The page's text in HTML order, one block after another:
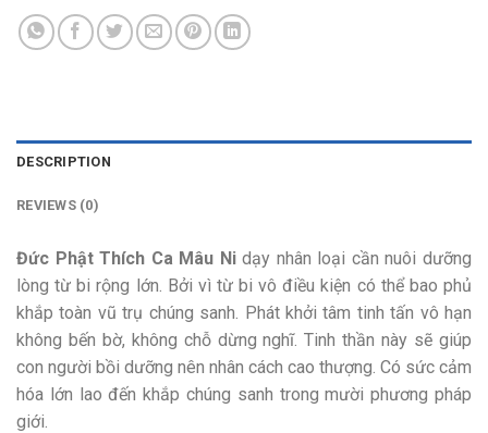
DESCRIPTION
REVIEWS (0)
Đức Phật Thích Ca Mâu Nidạy nhân loại cần nuôi dưỡng
lòng từ bi rộng lớn. Bởi vì từ bi vô điều kiện có thể bao phủ
khắp toàn vũ trụ chúng sanh. Phát khởi tâm tinh tấn vô hạn
không bến bờ, không chỗ dừng nghĩ. Tinh thần này sẽ giúp
con người bồi dưỡng nên nhân cách cao thượng. Có sức cảm
hóa lớn lao đến khắp chúng sanh trong mười phương pháp
giới.